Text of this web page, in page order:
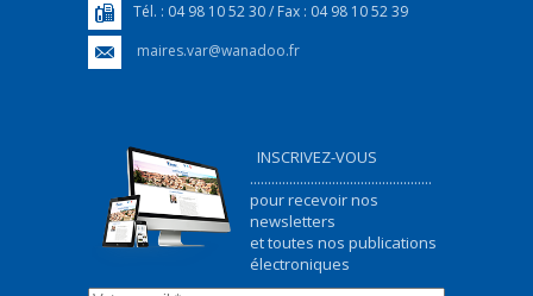
Tél. : 04 98 10 52 30 / Fax : 04 98 10 52 39
maires.var@wanadoo.fr
INSCRIVEZ-VOUS
...................................................
pour recevoir nos
newsletters
et toutes nos publications
électroniques